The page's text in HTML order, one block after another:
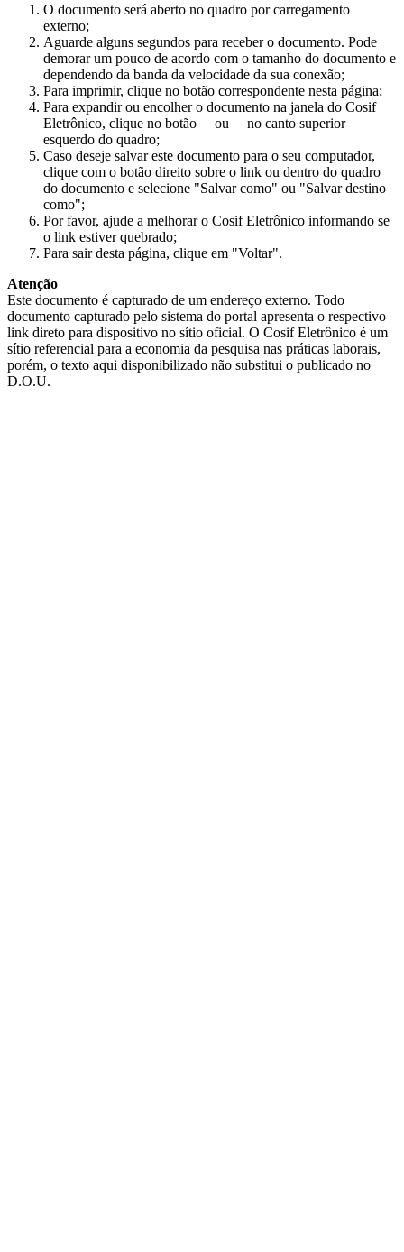
O documento será aberto no quadro por carregamento
externo;
Aguarde alguns segundos para receber o documento. Pode
demorar um pouco de acordo com o tamanho do documento e
dependendo da banda da velocidade da sua conexão;
Para imprimir, clique no botão correspondente nesta página;
Para expandir ou encolher o documento na janela do Cosif
Eletrônico, clique no botão
ou
no canto superior
esquerdo do quadro;
Caso deseje salvar este documento para o seu computador,
clique com o botão direito sobre o link ou dentro do quadro
do documento e selecione "Salvar como" ou "Salvar destino
como";
Por favor, ajude a melhorar o Cosif Eletrônico informando se
o link estiver quebrado;
Para sair desta página, clique em "Voltar".
Atenção
Este documento é capturado de um endereço externo. Todo
documento capturado pelo sistema do portal apresenta o respectivo
link direto para dispositivo no sítio oficial. O Cosif Eletrônico é um
sítio referencial para a economia da pesquisa nas práticas laborais,
porém, o texto aqui disponibilizado não substitui o publicado no
D.O.U.